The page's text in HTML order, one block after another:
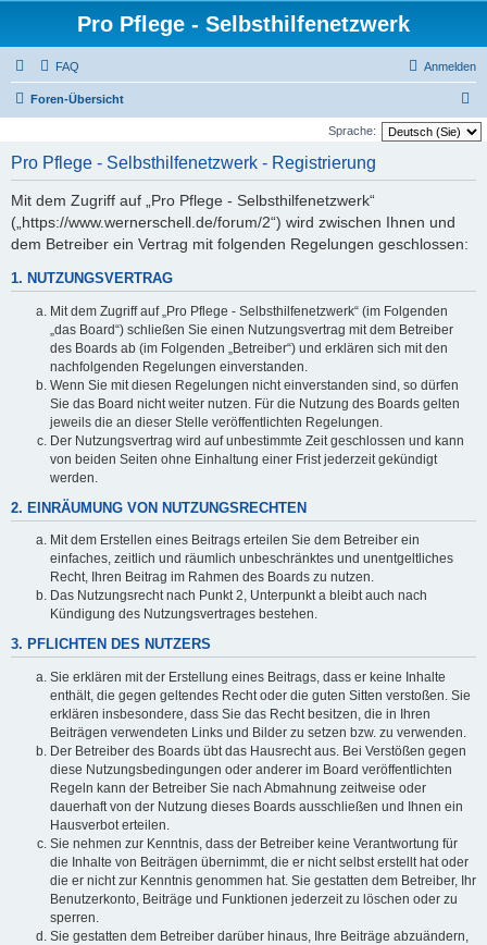
Pro Pflege - Selbsthilfenetzwerk
FAQ Anmelden
Foren-Übersicht
u
Sprache:
Pro Pflege - Selbsthilfenetzwerk - Registrierung
Mit dem Zugriff auf „Pro Pflege - Selbsthilfenetzwerk“
(„https://www.wernerschell.de/forum/2“) wird zwischen Ihnen und
dem Betreiber ein Vertrag mit folgenden Regelungen geschlossen:
1. NUTZUNGSVERTRAG
Mit dem Zugriff auf „Pro Pflege - Selbsthilfenetzwerk“ (im Folgenden
„das Board“) schließen Sie einen Nutzungsvertrag mit dem Betreiber
des Boards ab (im Folgenden „Betreiber“) und erklären sich mit den
nachfolgenden Regelungen einverstanden.
Wenn Sie mit diesen Regelungen nicht einverstanden sind, so dürfen
Sie das Board nicht weiter nutzen. Für die Nutzung des Boards gelten
jeweils die an dieser Stelle veröffentlichten Regelungen.
Der Nutzungsvertrag wird auf unbestimmte Zeit geschlossen und kann
von beiden Seiten ohne Einhaltung einer Frist jederzeit gekündigt
werden.
2. EINRÄUMUNG VON NUTZUNGSRECHTEN
Mit dem Erstellen eines Beitrags erteilen Sie dem Betreiber ein
einfaches, zeitlich und räumlich unbeschränktes und unentgeltliches
Recht, Ihren Beitrag im Rahmen des Boards zu nutzen.
Das Nutzungsrecht nach Punkt 2, Unterpunkt a bleibt auch nach
Kündigung des Nutzungsvertrages bestehen.
3. PFLICHTEN DES NUTZERS
Sie erklären mit der Erstellung eines Beitrags, dass er keine Inhalte
enthält, die gegen geltendes Recht oder die guten Sitten verstoßen. Sie
erklären insbesondere, dass Sie das Recht besitzen, die in Ihren
Beiträgen verwendeten Links und Bilder zu setzen bzw. zu verwenden.
Der Betreiber des Boards übt das Hausrecht aus. Bei Verstößen gegen
diese Nutzungsbedingungen oder anderer im Board veröffentlichten
Regeln kann der Betreiber Sie nach Abmahnung zeitweise oder
dauerhaft von der Nutzung dieses Boards ausschließen und Ihnen ein
Hausverbot erteilen.
Sie nehmen zur Kenntnis, dass der Betreiber keine Verantwortung für
die Inhalte von Beiträgen übernimmt, die er nicht selbst erstellt hat oder
die er nicht zur Kenntnis genommen hat. Sie gestatten dem Betreiber, Ihr
Benutzerkonto, Beiträge und Funktionen jederzeit zu löschen oder zu
sperren.
Sie gestatten dem Betreiber darüber hinaus, Ihre Beiträge abzuändern,